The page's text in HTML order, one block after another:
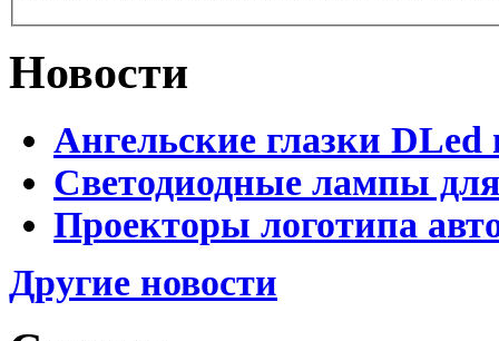
Новости
Ангельские глазки DLed
Светодиодные лампы
Проекторы логотипа
Другие новости